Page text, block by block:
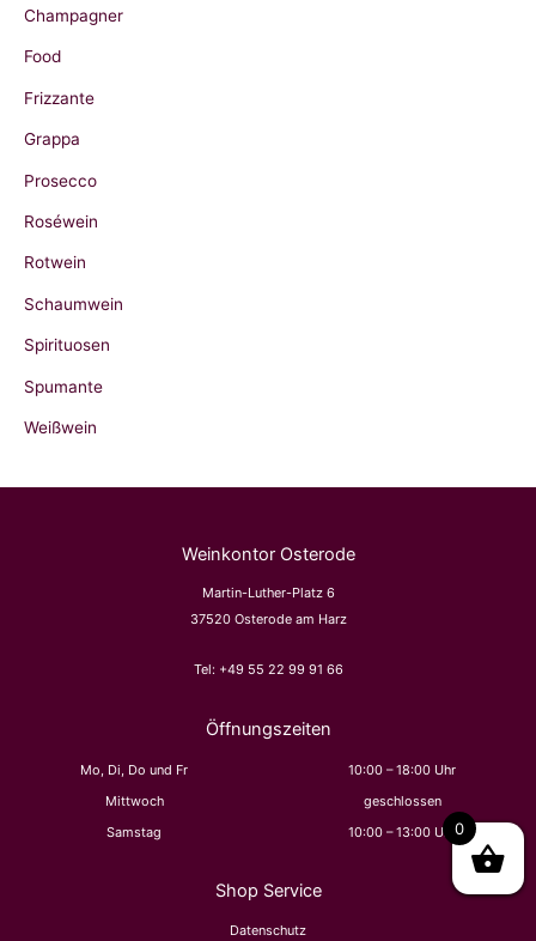
a
:
Champagner
Food
Frizzante
Grappa
Prosecco
Roséwein
Rotwein
Schaumwein
Spirituosen
Spumante
Weißwein
Weinkontor Osterode
Martin-Luther-Platz 6
37520 Osterode am Harz
Tel: +49 55 22 99 91 66
Öffnungszeiten
Mo, Di, Do und Fr
10:00 – 18:00 Uhr
Mittwoch
geschlossen
Samstag
10:00 – 13:00 Uhr
Shop Service
Datenschutz
0